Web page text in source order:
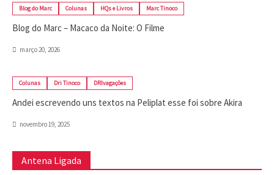
Blog do Marc Colunas HQs e Livros Marc Tinoco
Blog do Marc – Macaco da Noite: O Filme
março 20, 2026
Colunas Dri Tinoco DRIvagações
Andei escrevendo uns textos na Peliplat esse foi sobre Akira
novembro 19, 2025
Antena Ligada